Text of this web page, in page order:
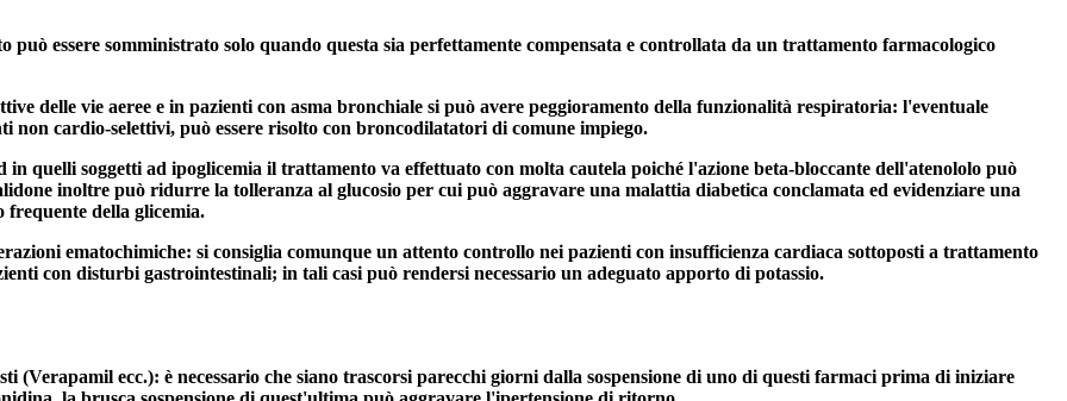
essere somministrato solo quando questa sia perfettamente compensata e controllata da un trattamento farmacologico
delle vie aeree e in pazienti con asma bronchiale si può avere peggioramento della funzionalità respiratoria: l'eventuale
non cardio-selettivi, può essere risolto con broncodilatatori di comune impiego.
in quelli soggetti ad ipoglicemia il trattamento va effettuato con molta cautela poiché l'azione beta-bloccante dell'atenololo può
inoltre può ridurre la tolleranza al glucosio per cui può aggravare una malattia diabetica conclamata ed evidenziare una
frequente della glicemia.
ematochimiche: si consiglia comunque un attento controllo nei pazienti con insufficienza cardiaca sottoposti a trattamento
con disturbi gastrointestinali; in tali casi può rendersi necessario un adeguato apporto di potassio.
(Verapamil ecc.): è necessario che siano trascorsi parecchi giorni dalla sospensione di uno di questi farmaci prima di iniziare